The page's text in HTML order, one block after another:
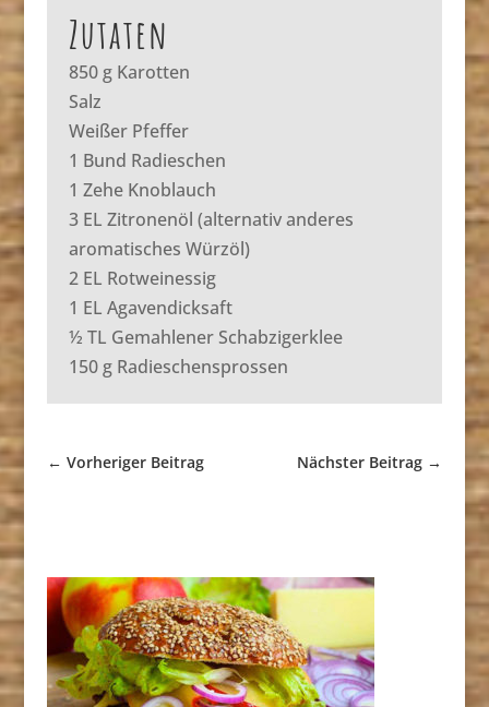
Zutaten
850 g Karotten
Salz
Weißer Pfeffer
1 Bund Radieschen
1 Zehe Knoblauch
3 EL Zitronenöl (alternativ anderes
aromatisches Würzöl)
2 EL Rotweinessig
1 EL Agavendicksaft
½ TL Gemahlener Schabzigerklee
150 g Radieschensprossen
← Vorheriger Beitrag Nächster Beitrag →